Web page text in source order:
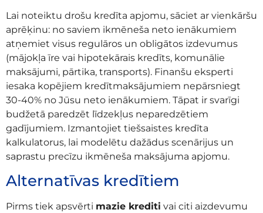
Lai noteiktu drošu kredīta apjomu, sāciet ar vienkāršu
aprēķinu: no saviem ikmēneša neto ienākumiem
atņemiet visus regulāros un obligātos izdevumus
(mājokļa īre vai hipotekārais kredīts, komunālie
maksājumi, pārtika, transports). Finanšu eksperti
iesaka kopējiem kredītmaksājumiem nepārsniegt
30-40% no Jūsu neto ienākumiem. Tāpat ir svarīgi
budžetā paredzēt līdzekļus neparedzētiem
gadījumiem. Izmantojiet tiešsaistes kredīta
kalkulatorus, lai modelētu dažādus scenārijus un
saprastu precīzu ikmēneša maksājuma apjomu.
Alternatīvas kredītiem
Pirms tiek apsvērti mazie krediti vai citi aizdevumu